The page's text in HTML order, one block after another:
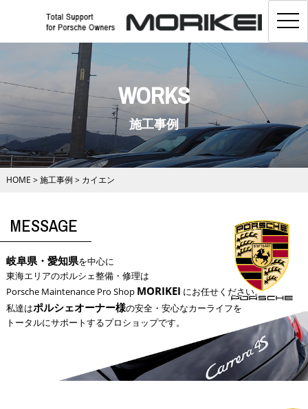
WORKS
施工事例
HOME >施工事例 > カイエン
MESSAGE
岐阜県・愛知県を中心に
東海エリアのポルシェ整備・修理は
Porsche Maintenance Pro Shop MORIKEI にお任せください。
私達はポルシェオーナー様の安全・安心なカーライフを
トータルにサポートするプロショップです。